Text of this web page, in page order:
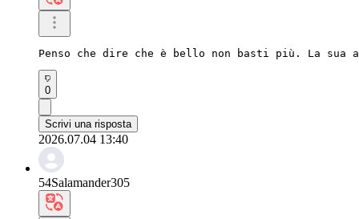
Penso che dire che è bello non basti più. La sua
0
Scrivi una risposta
2026.07.04 13:40
54Salamander305